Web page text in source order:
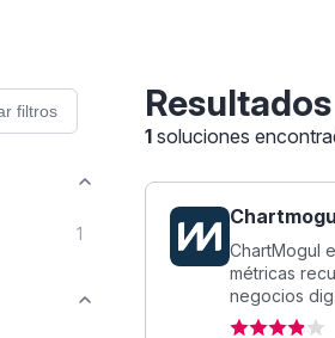
filtros
1
1 soluciones
ChartMogul
métricas
negocios